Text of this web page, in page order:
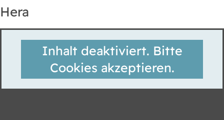
Hera
Inhalt deaktiviert. Bitte
Cookies akzeptieren.